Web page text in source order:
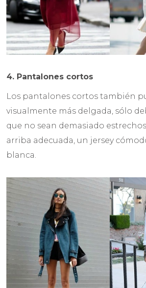
4. Pantalones cortos
Los pantalones cortos también
visualmente más delgada, sólo
que no sean demasiado
arriba adecuada, un jersey
blanca.